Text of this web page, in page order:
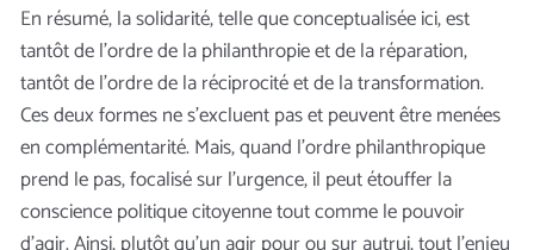
En résumé, la solidarité, telle que conceptualisée ici, est
tantôt de l’ordre de la philanthropie et de la réparation,
tantôt de l’ordre de la réciprocité et de la transformation.
Ces deux formes ne s’excluent pas et peuvent être menées
en complémentarité. Mais, quand l’ordre philanthropique
prend le pas, focalisé sur l’urgence, il peut étouffer la
conscience politique citoyenne tout comme le pouvoir